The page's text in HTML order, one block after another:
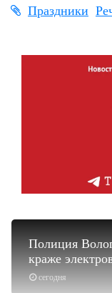
Праздники
сегодня
Полиция
краже